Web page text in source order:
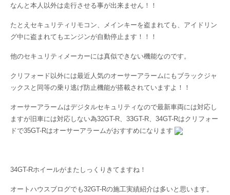
なんと本人以外は走行させる事が出来ません！！
たとえセキュリティリモコン、メインキーを盗まれても、アイドリン
グ中に盗まれてもエンジンが自動停止ます！！！
他のセキュリティメーカーには真似できない機能なのです。
クリフォード以外には最近人気のオーサーアラームにもブラックジャ
ックスと同等の乗り逃げ防止機能が搭載されていますよ！！
オーサーアラームはデジタルセキュリティなので最新車両には対応し
ますが旧車には対応しない為32GT-R、33GT-R、34GT-Rはクリフォー
ドで35GT-Rはオーサーアラームがおすすめになります
34GT-Rホイールがまたしっくりきてますね！
オートハウスブログでも32GT-Rの施工実績紹介は多いと思います。